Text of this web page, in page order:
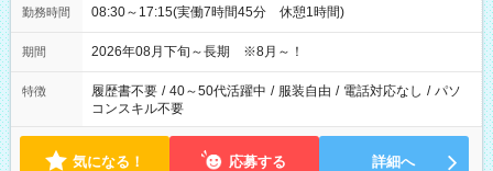
勤務時間 08:30～17:15(実働7時間45分 休憩1時間)
期間 2026年08月下旬～長期 ※8月～！
特徴 履歴書不要 / 40～50代活躍中 / 服装自由 / 電話対応なし / パソ
コンスキル不要
気になる！ 応募する 詳細へ